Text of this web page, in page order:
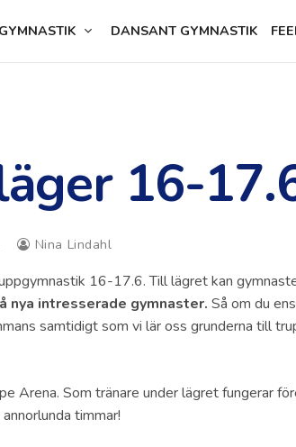
DANSANT GYMNASTIK
16-
Nina Lindahl
16-17.6. Till lägret kan
nya intresserade gymnaster. Så om du
samtidigt som vi lär oss grunderna till
Arena. Som tränare under lägret fungerar
timmar!